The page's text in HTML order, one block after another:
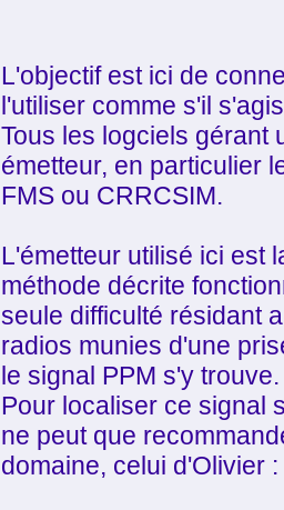
L'objectif est ici de
l'utiliser comme s'il
Tous les logciels gérant
émetteur, en particulier
FMS ou CRRCSIM.
L'émetteur utilisé ici est
méthode décrite
seule difficulté résidant
radios munies d'une
le signal PPM s'y trouve.
Pour localiser ce signal
ne peut que
domaine, celui d'Olivier :